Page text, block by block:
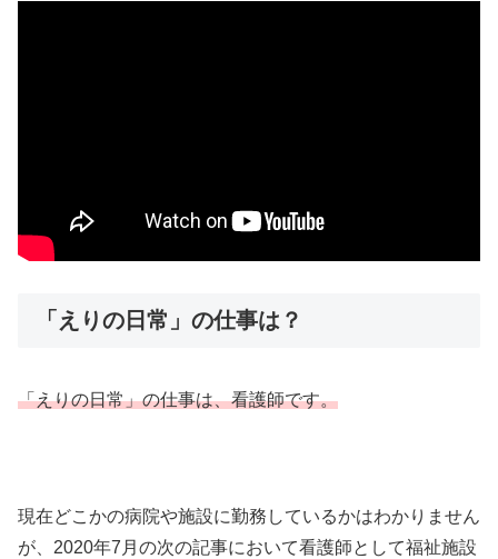
「えりの日常」の仕事は？
「えりの日常」の仕事は、看護師です。
現在どこかの病院や施設に勤務しているかはわかりません
が、2020年7月の次の記事において看護師として福祉施設